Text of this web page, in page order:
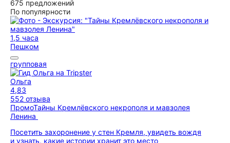
675 предложений
По популярности
1,5 часа
Пешком
групповая
Ольга
4,83
552 отзыва
ПромоТайны Кремлёвского некрополя и мавзолея
Ленина
Посетить захоронение у стен Кремля, увидеть вождя
и узнать, какие истории хранит это место